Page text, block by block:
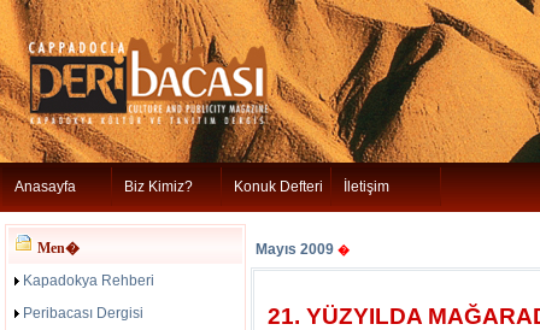
Anasayfa Biz Kimiz? Konuk Defteri İletişim
Men�
Kapadokya Rehberi
Peribacası Dergisi
Mayıs 2009 �
21. YÜZYILDA